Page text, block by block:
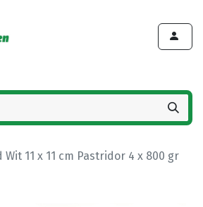
Wit 11 x 11 cm Pastridor 4 x 800 gr